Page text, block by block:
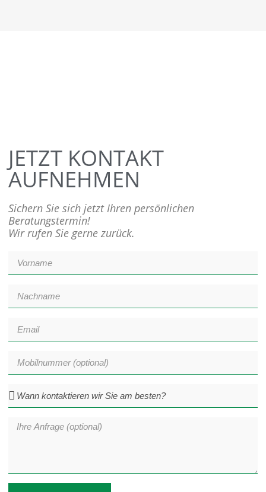
JETZT KONTAKT
AUFNEHMEN
Sichern Sie sich jetzt Ihren persönlichen
Beratungstermin!
Wir rufen Sie gerne zurück.